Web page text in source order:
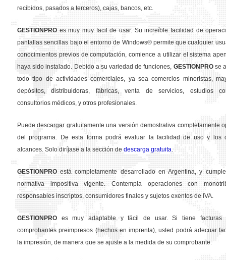
recibidos, pasados a terceros), cajas, bancos, etc.
GESTION PRO es muy muy facil de usar. Su increíble facilidad de
pantallas sencillas bajo el entorno de Windows® permite que cualquier
conocimientos previos de computación, comience a utilizar el sistema
haya sido instalado. Debido a su variedad de funciones, GESTION PROse
todo tipo de actividades comerciales, ya sea comercios minoristas,
depósitos, distribuidoras, fábricas, venta de servicios, estudios
consultorios médicos, y otros profesionales.
Puede descargar gratuitamente una versión demostrativa completamente
del programa. De esta forma podrá evaluar la facilidad de uso y los
alcances. Solo diríjase a la sección de descarga gratuita.
GESTION PRO está completamente desarrollado en Argentina, y
normativa impositiva vigente. Contempla operaciones con
responsables inscriptos, consumidores finales y sujetos exentos de IVA.
GESTION PRO es muy adaptable y fácil de usar. Si tiene facturas
comprobantes preimpresos (hechos en imprenta), usted podrá adecuar
la impresión, de manera que se ajuste a la medida de su comprobante.